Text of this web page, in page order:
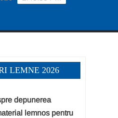
LEMNE 2026
depunerea
lemnos pentru